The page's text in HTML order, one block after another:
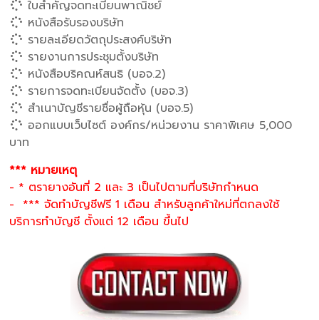
ใบสำคัญจดทะเบียนพาณิชย์
หนังสือรับรองบริษัท
รายละเอียดวัตถุประสงค์บริษัท
รายงานการประชุมตั้งบริษัท
หนังสือบริคณห์สนธิ (บอจ.2)
รายการจดทะเบียนจัดตั้ง (บอจ.3)
สำเนาบัญชีรายชื่อผู้ถือหุ้น (บอจ.5)
ออกแบบเว็บไซต์ องค์กร/หน่วยงาน ราคาพิเศษ 5,000
บาท
*** หมายเหตุ
- * ตรายางอันที่ 2 และ 3 เป็นไปตามที่บริษัทกำหนด
- *** จัดทำบัญชีฟรี 1 เดือน สำหรับลูกค้าใหม่ที่ตกลงใช้
บริการทำบัญชี ตั้งแต่ 12 เดือน ขึ้นไป